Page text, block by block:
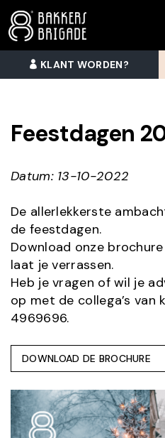
KLANT WORDEN?
Feestdagen
Datum: 13-10-2022
De allerlekkerste
de feestdagen.
Download onze
laat je verrassen.
Heb je vragen of wil je
op met de collega’s van
4969696.
DOWNLOAD DE BROCHURE